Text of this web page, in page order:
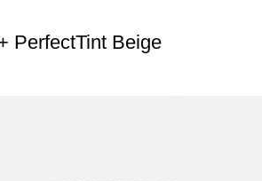
PerfectTint Beige